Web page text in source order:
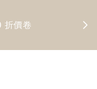
折價卷